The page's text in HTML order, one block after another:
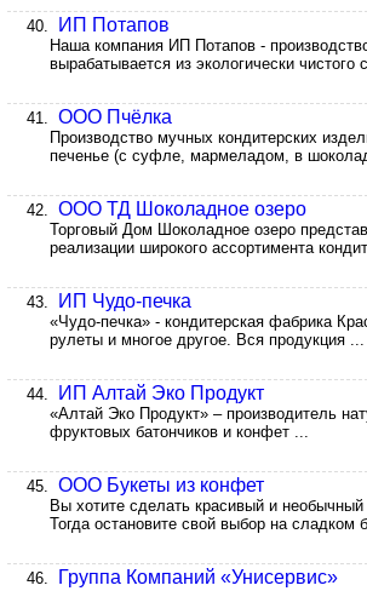
40. ИП Потапов
Наша компания ИП Потапов -
вырабатывается из экологически
41. ООО Пчёлка
Производство мучных кондитерских
печенье (с суфле, мармеладом, в
42. ООО ТД Шоколадное озеро
Торговый Дом Шоколадное озеро
реализации широкого ассортимента
43. ИП Чудо-печка
«Чудо-печка» - кондитерская фабрика
рулеты и многое другое. Вся продукция ...
44. ИП Алтай Эко Продукт
«Алтай Эко Продукт» – производитель
фруктовых батончиков и конфет ...
45. ООО Букеты из конфет
Вы хотите сделать красивый и
Тогда остановите свой выбор на сладком
46. Группа Компаний «Унисервис»